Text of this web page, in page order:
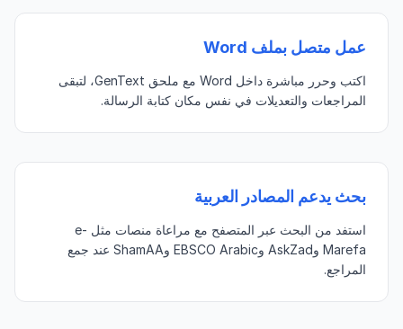
عمل متصل بملف Word
اكتب وحرر مباشرة داخل Word مع ملحق GenText، لتبقى
المراجعات والتعديلات في نفس مكان كتابة الرسالة.
بحث يدعم المصادر العربية
استفد من البحث عبر المتصفح مع مراعاة منصات مثل e-
Marefa وAskZad وEBSCO Arabic وShamAA عند جمع
المراجع.